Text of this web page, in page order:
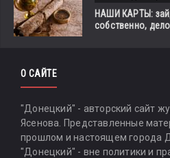
НАШИ КАРТЫ:
собственно, дело
О САЙТЕ
"Донецкий" - авторский сайт
Ясенова. Представленные
прошлом и настоящем города
"Донецкий" - вне политики и